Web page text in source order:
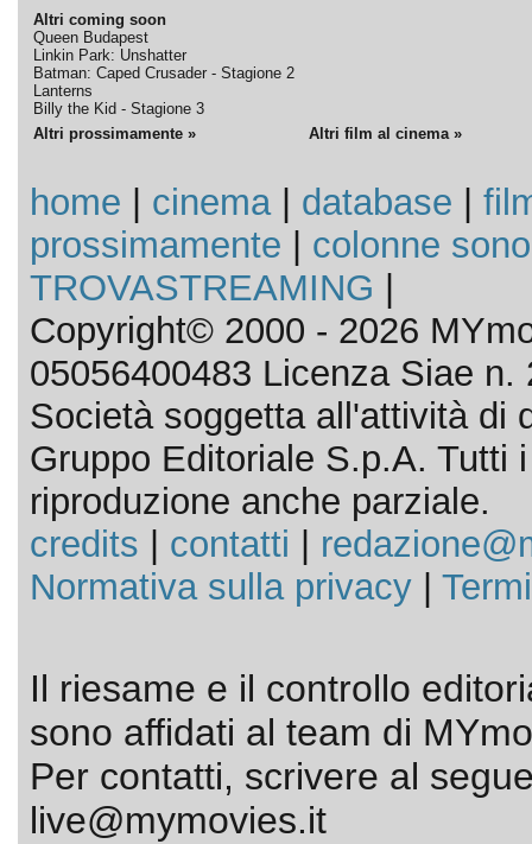
Altri coming soon
Queen Budapest
Linkin Park: Unshatter
Batman: Caped Crusader - Stagione 2
Lanterns
Billy the Kid - Stagione 3
Altri prossimamente » Altri film al cinema »
home cinema| database
prossimamente
colonne
TROVASTREAMING
Copyright© 2000 - 2026
05056400483 Licenza Siae n.
Società soggetta all'attività di
Gruppo Editoriale S.p.A. Tutti
riproduzione anche parziale.
credits
contatti
Normativa sulla privacy|
Il riesame e il controllo
sono affidati al team di
Per contatti, scrivere al
live@mymovies.it